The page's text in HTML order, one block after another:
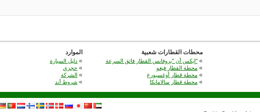
محطات القطارات شعبية
إيكس أن "بروفانس القطار فائق السرعة"«
محطة القطار فيغو «
محطة قطار أوغسبورغ «
محطة قطار سالامانكا «
الموارد
دليل السيارة «
حجزي «
الشركة «
شروط آند «